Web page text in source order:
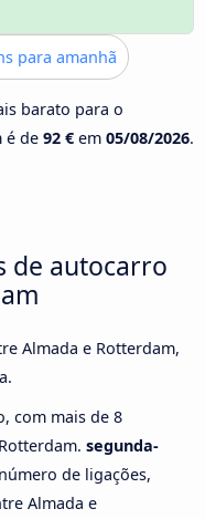
para amanhã
barato para o
é de 92 € em 05/08/2026.
de autocarro
Almada e Rotterdam,
com mais de 8
segunda-
de ligações,
Almada e